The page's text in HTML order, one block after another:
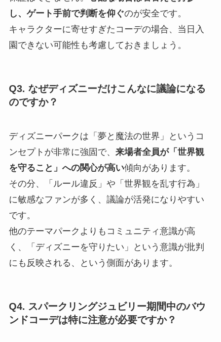
し、ゲート手前で判断を仰ぐのが安全です。
キャラクターに寄せすぎたコーデの場合、当日入
園できない可能性も考慮しておきましょう。
Q3. なぜディズニーだけこんなに議論になる
のですか？
ディズニーパークは「夢と魔法の世界」というコ
ンセプトが非常に強固で、 来場者全員が「世界観
を守ること」への関心が高い傾向があります。
その分、「ルール違反」や「世界観を乱す行為」
に敏感なファンが多く、議論が活発になりやすい
です。
他のテーマパークよりもコミュニティ意識が高
く、「ディズニーを守りたい」という意識が批判
にも反映される、という側面があります。
Q4. スパークリングジュビリー期間中のバウ
ンドコーデは特に注意が必要ですか？